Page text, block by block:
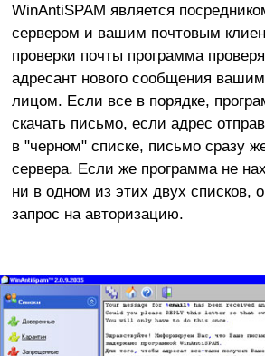
WinAntiSPAM является
сервером и вашим почтовым
проверки почты программа
адресант нового сообщения
лицом. Если все в порядке,
скачать письмо, если адрес
в "черном" списке, письмо сразу
сервера. Если же программа не
ни в одном из этих двух списков,
запрос на авторизацию.